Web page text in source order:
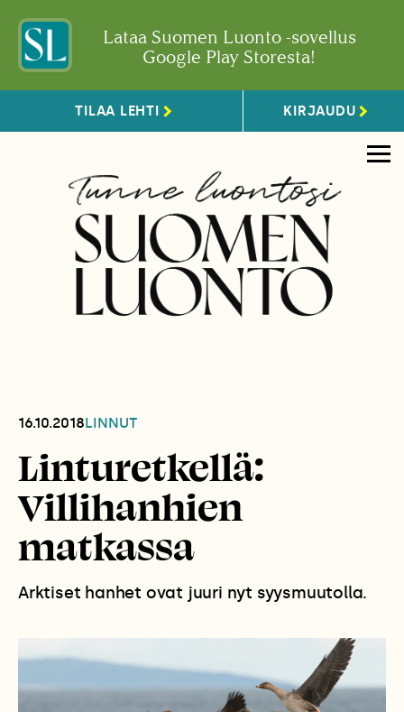
Lataa Suomen Luonto -sovellus
Google Play Storesta!
TILAA LEHTI KIRJAUDU
16.10.2018LINNUT
Linturetkellä:
Villihanhien
matkassa
Arktiset hanhet ovat juuri nyt syysmuutolla.